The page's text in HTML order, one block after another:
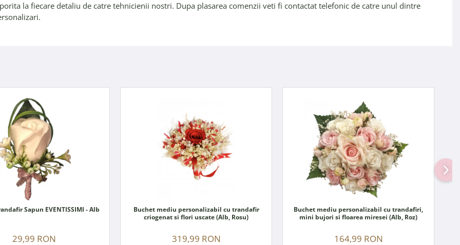
la fiecare detaliu de catre tehnicienii nostri. Dupa plasarea comenzii veti fi contactat telefonic de catre unul dintre
Cocarda Trandafir Sapun EVENTISSIMI - Alb
29,99 RON
Buchet mediu personalizabil cu trandafir
criogenat si flori uscate (Alb, Rosu)
319,99 RON
Buchet mediu personalizabil cu trandafiri,
mini bujori si floarea miresei (Alb, Roz)
164,99 RON